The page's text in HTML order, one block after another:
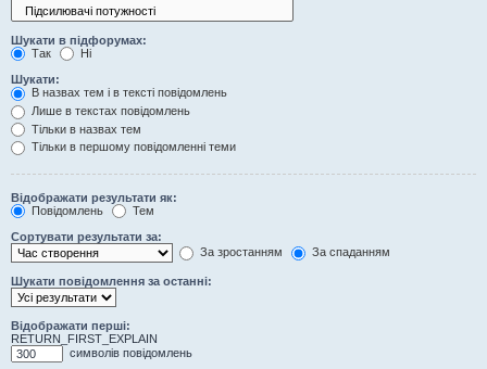
Шукати в підфорумах:
Так
Ні
Шукати:
В назвах тем і в тексті повідомлень
Лише в текстах повідомлень
Тільки в назвах тем
Тільки в першому повідомленні теми
Відображати результати як:
Повідомлень
Тем
Сортувати результати за:
За зростанням
За спаданням
Шукати повідомлення за останні:
Відображати перші:
RETURN_FIRST_EXPLAIN
символів повідомлень